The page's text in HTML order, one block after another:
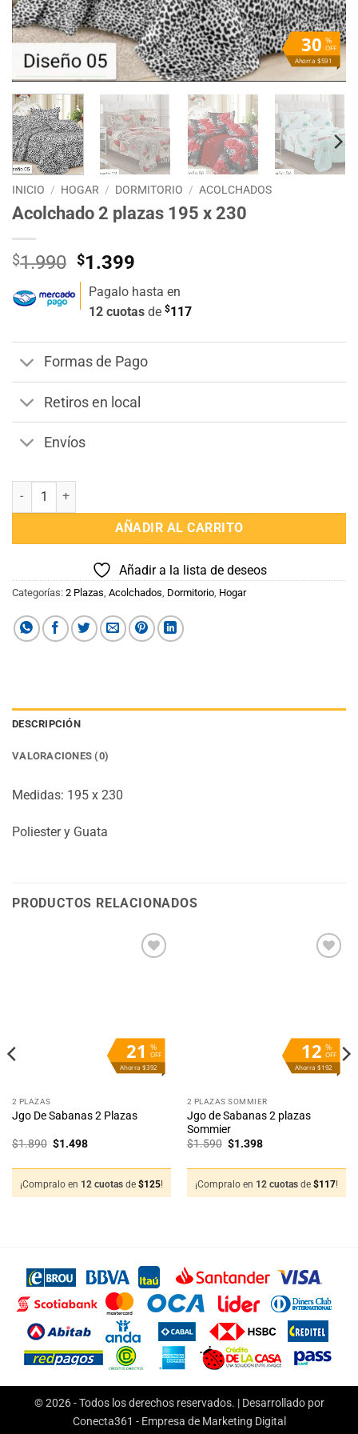
%
OFF
30
Ahorra $591
INICIO / HOGAR / DORMITORIO / ACOLCHADOS
Acolchado 2 plazas 195 x 230
$1.990 El
precio
original
era:
$1.990.
$1.399
actual
es:
$1.399.
Pagalo hasta en
12 cuotas de $117
Formas de Pago
Retiros en local
Envíos
Acolchado 2 plazas 195 x 230 cantidad
AÑADIR AL CARRITO
Añadir a la lista de deseos
Categorías: 2 Plazas, Acolchados, Dormitorio, Hogar
DESCRIPCIÓN
VALORACIONES (0)
Medidas: 195 x 230
Poliester y Guata
PRODUCTOS RELACIONADOS
%
OFF
21
Ahorra $392
2 PLAZAS
Jgo De Sabanas 2 Plazas
$1.890 El
$1.890.
$1.498El
$1.498.
¡Compralo en 12 cuotas de $125!
%
OFF
12
Ahorra $192
2 PLAZAS SOMMIER
Jgo de Sabanas 2 plazas
Sommier
$1.590 El
$1.590.
$1.398El
$1.398.
¡Compralo en 12 cuotas de $117!
© 2026 - Todos los derechos reservados. | Desarrollado por
Conecta361 - Empresa de Marketing Digital